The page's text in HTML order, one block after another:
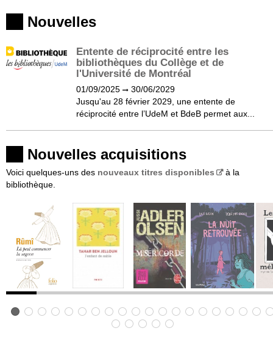
Nouvelles
Entente de réciprocité entre les
bibliothèques du Collège et de
l'Université de Montréal
01/09/2025 (?)30/06/2029
Jusqu'au 28 février 2029, une entente de
réciprocité entre l’UdeM et BdeB permet aux...
Nouvelles acquisitions
Voici quelques-uns des nouveaux titres disponibles
à la
bibliothèque.